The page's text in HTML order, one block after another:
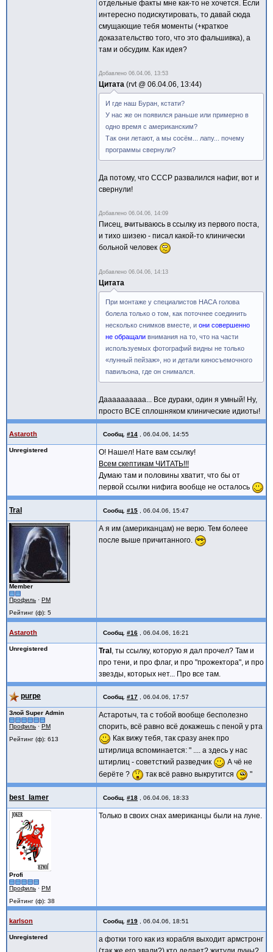
отдельные факты мне как-то не хочется. Если
интересно подискутировать, то давай сюда
смущающие тебя моменты (+краткое
доказательство того, что это фальшивка), а
там и обсудим. Как идея?
Добавлено 06.04.06, 13:53
Цитата rvt @ 06.04.06, 13:44
И где наш Буран, кстати?
У нас же он появился раньше или примерно в
одно время с американским?
Так они летают, а мы сосём... лапу... почему
программы свернули?
Да потому, что СССР развалился нафиг, вот и
свернули!
Добавлено 06.04.06, 14:09
Писец, вчитываюсь в ссылку из первого поста,
и тихо шизею - писал какой-то клинически
больной человек
Добавлено 06.04.06, 14:13
Цитата
При монтаже у специалистов НАСА голова
болела только о том, как поточнее соединить
несколько снимков вместе, и они совершенно
не обращали внимания на то, что на части
используемых фотографий видны не только
«лунный пейзаж», но и детали киносъемочного
павильона, где он снимался.
Даааааааааа... Все дураки, один я умный! Ну,
просто ВСЕ сплошняком клинические идиоты!
Astaroth Сообщ. #14 06.04.06, 14:55
Unregistered
О! Нашел! Нате вам ссылку!
Всем скептикам ЧИТАТЬ!!!
Думаю там и половины хватит, что бы от
первой ссылки нифига вообще не осталось
Tral Сообщ. #15 06.04.06, 15:47
Member
Профиль · PM
Рейтинг (ф): 5
А я им (американцам) не верю. Тем болеее
после выше причитанного.
Astaroth Сообщ. #16 06.04.06, 16:21
Unregistered Tral , ты ссылку, которую я дал прочел? Там и
про тени, и про флаг, и про "прожектора", и про
звезды, которых нет... Про все там.
purpe Сообщ. #17 06.04.06, 17:57
Злой Super Admin
Профиль · PM
Рейтинг (ф): 613
Астаротыч, та с тобой вообще бесполезно
спорить, всё равно всё докажешь с пеной у рта
Как вижу тебя, так сразу анек про
штирлица вспоминается: " .... а здесь у нас
штирлиц - советсткий разведчик
А чё не
берёте ?
так всё равно выкрутится "
best_lamer Сообщ. #18 06.04.06, 18:33
Profi
Профиль · PM
Рейтинг (ф): 38
Только в своих снах американцы были на луне.
karlson Сообщ. #19 06.04.06, 18:51
Unregistered
а фотки того как из корабля выходит армстронг